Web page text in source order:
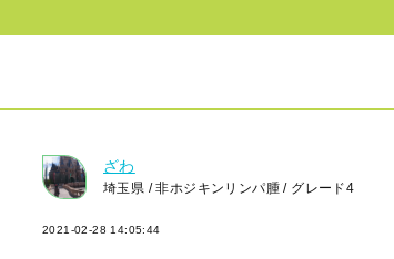
ざわ
埼玉県 / 非ホジキンリンパ腫 / グレード4
2021-02-28 14:05:44